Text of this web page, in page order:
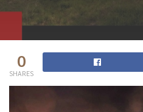
0
SHARES